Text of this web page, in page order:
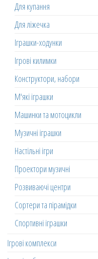
Для купання
Для ліжечка
Іграшки-ходунки
Ігрові килимки
Конструктори, набори
М'які іграшки
Машинки та мотоцикли
Музичні іграшки
Настільні ігри
Проектори музичні
Розвиваючі центри
Сортери та пірамідки
Спортивні іграшки
Ігрові комплекси